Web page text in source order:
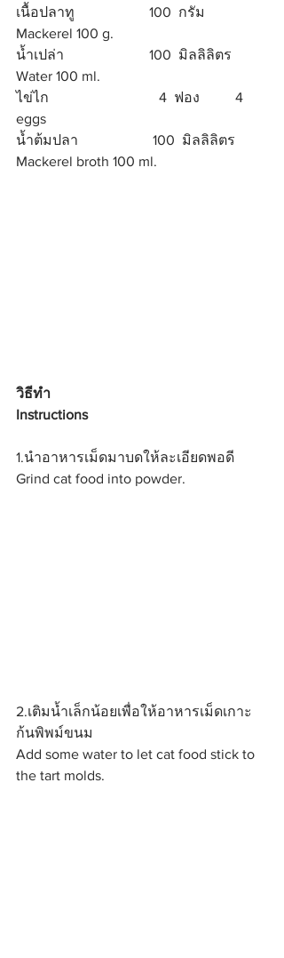
เนื้อปลาทู                     100  กรัม
Mackerel 100 g.
น้ำเปล่า                        100  มิลลิลิตร
Water 100 ml.
ไข่ไก                               4  ฟอง          4
eggs
น้ำต้มปลา                     100  มิลลิลิตร
Mackerel broth 100 ml.
วิธีทำ
Instructions
1.นำอาหารเม็ดมาบดให้ละเอียดพอดี
Grind cat food into powder.
2.เติมน้ำเล็กน้อยเพื่อให้อาหารเม็ดเกาะ
ก้นพิพม์ขนม
Add some water to let cat food stick to
the tart molds.